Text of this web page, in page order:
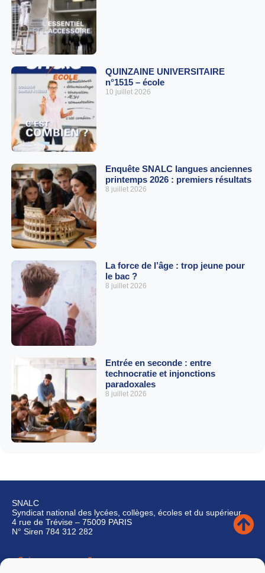
QUINZAINE UNIVERSITAIRE
n°1515 – école
10 juillet 2026
Enquête SNALC langues anciennes
printemps 2026 : premiers résultats
8 juillet 2026
La force de l’âge : trop jeune pour
le bac ?
8 juillet 2026
Entrée en seconde : entre
technocratie et injonctions
paradoxales
8 juillet 2026
SNALC
Syndicat national des lycées, collèges, écoles et du supérieur
4 rue de Trévise – 75009 PARIS
N° Siren 784 312 282
Qui sommes-nous ?